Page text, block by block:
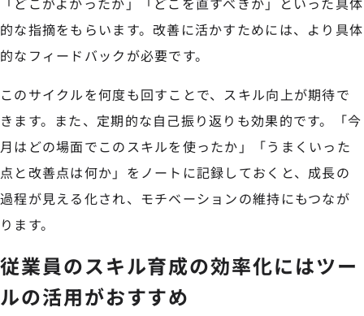
的な指摘をもらいます。改善に活かすためには、より具体
的なフィードバックが必要です。
このサイクルを何度も回すことで、スキル向上が期待で
きます。また、定期的な自己振り返りも効果的です。「今
月はどの場面でこのスキルを使ったか」「うまくいった
点と改善点は何か」をノートに記録しておくと、成長の
過程が見える化され、モチベーションの維持にもつなが
ります。
従業員のスキル育成の効率化にはツー
ルの活用がおすすめ